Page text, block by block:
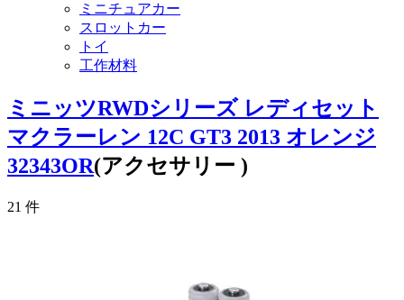
ミニチュアカー
スロットカー
トイ
工作材料
ミニッツRWDシリーズ レディセット
マクラーレン 12C GT3 2013 オレンジ
32343OR(アクセサリー )
21 件